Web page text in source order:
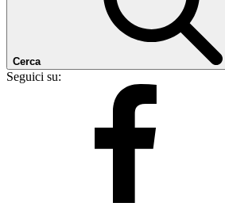
Cerca
Seguici su: